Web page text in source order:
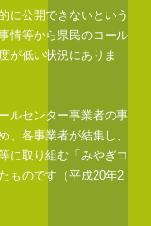
に公開できないという
情等から県民のコール
が低い状況にありま
ルセンター事業者の事
、各事業者が結集し、
に取り組む「みやぎコ
ものです（平成20年2